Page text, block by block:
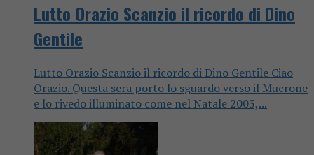
Lutto Orazio Scanzio il ricordo di Dino
Gentile
Lutto Orazio Scanzio il ricordo di Dino Gentile Ciao
Orazio. Questa sera porto lo sguardo verso il Mucrone
e lo rivedo illuminato come nel Natale 2003,...